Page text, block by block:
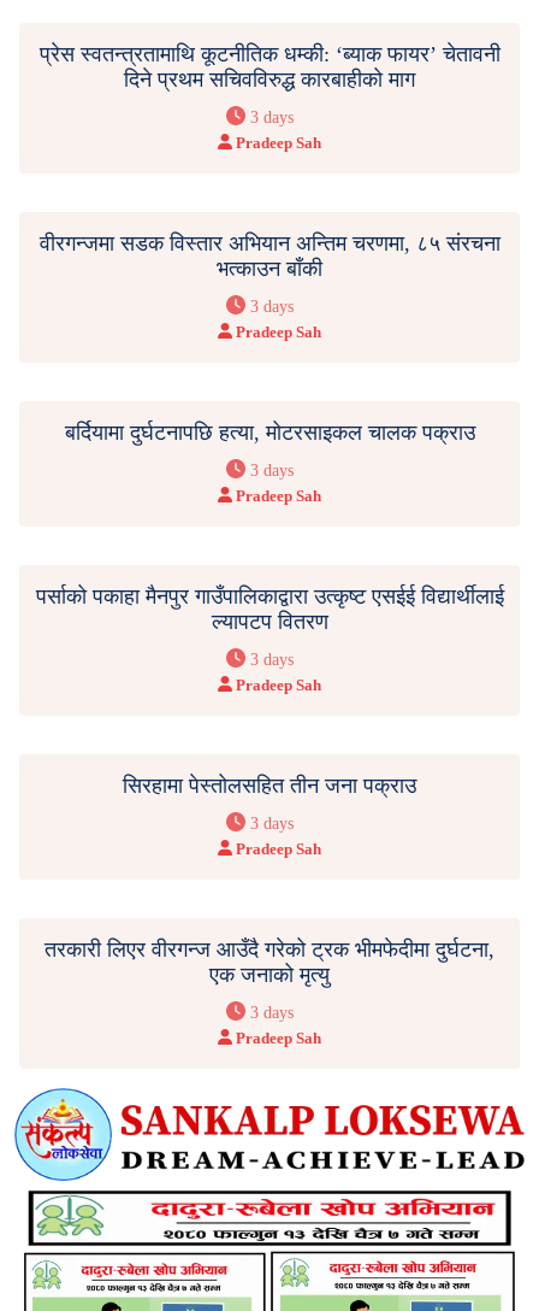
प्रेस स्वतन्त्रतामाथि कूटनीतिक धम्की: ‘ब्याक फायर’ चेतावनी
दिने प्रथम सचिवविरुद्ध कारबाहीको माग
3 days
Pradeep Sah
वीरगन्जमा सडक विस्तार अभियान अन्तिम चरणमा, ८५ संरचना
भत्काउन बाँकी
3 days
Pradeep Sah
बर्दियामा दुर्घटनापछि हत्या, मोटरसाइकल चालक पक्राउ
3 days
Pradeep Sah
पर्साको पकाहा मैनपुर गाउँपालिकाद्वारा उत्कृष्ट एसईई विद्यार्थीलाई
ल्यापटप वितरण
3 days
Pradeep Sah
सिरहामा पेस्तोलसहित तीन जना पक्राउ
3 days
Pradeep Sah
तरकारी लिएर वीरगन्ज आउँदै गरेको ट्रक भीमफेदीमा दुर्घटना,
एक जनाको मृत्यु
3 days
Pradeep Sah